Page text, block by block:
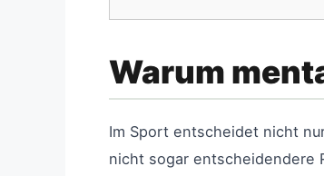
Warum
Im Sport entscheidet nicht
nicht sogar entscheidendere